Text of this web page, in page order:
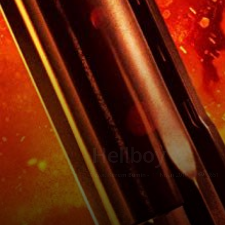
Hellboy
Yazar: Kerem Bumin 11 Nisan 2019 2651